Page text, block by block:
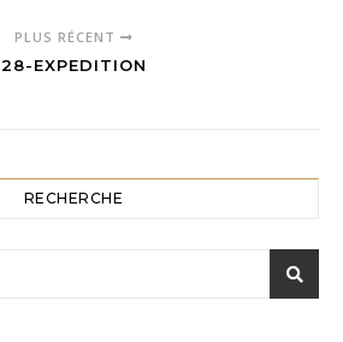
PLUS RÉCENT
28-EXPEDITION
RECHERCHE